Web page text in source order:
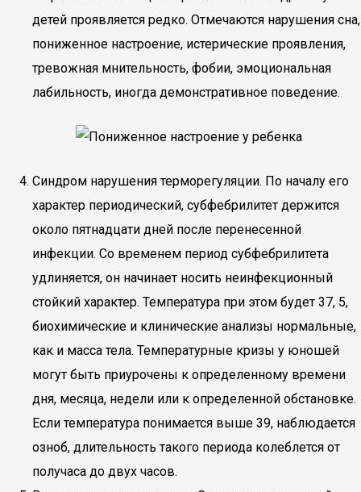
детей проявляется редко. Отмечаются нарушения сна,
пониженное настроение, истерические проявления,
тревожная мнительность, фобии, эмоциональная
лабильность, иногда демонстративное поведение.
Синдром нарушения терморегуляции. По началу его
характер периодический, субфебрилитет держится
около пятнадцати дней после перенесенной
инфекции. Со временем период субфебрилитета
удлиняется, он начинает носить неинфекционный
стойкий характер. Температура при этом будет 37, 5,
биохимические и клинические анализы нормальные,
как и масса тела. Температурные кризы у юношей
могут быть приурочены к определенному времени
дня, месяца, недели или к определенной обстановке.
Если температура понимается выше 39, наблюдается
озноб, длительность такого периода колеблется от
получаса до двух часов.